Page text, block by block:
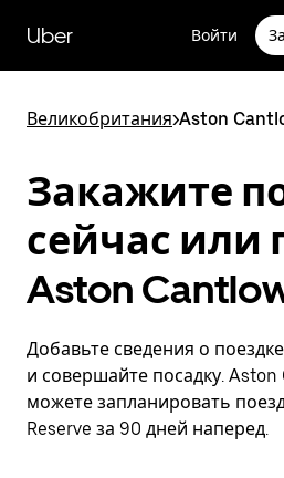
перейти
к
содержимому
Uber Войти
Великобритания>Aston
Закажите
сейчас или
Aston
Добавьте сведения о
и совершайте посадку.
можете запланировать
Reserve за 90 дней наперед.